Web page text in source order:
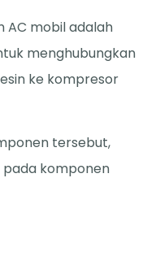
AC mobil adalah
menghubungkan
ke kompresor
tersebut,
pada komponen